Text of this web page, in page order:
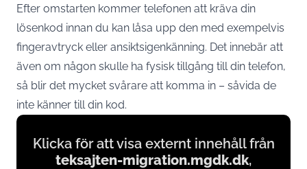
Efter omstarten kommer telefonen att kräva din
lösenkod innan du kan låsa upp den med exempelvis
fingeravtryck eller ansiktsigenkänning. Det innebär att
även om någon skulle ha fysisk tillgång till din telefon,
så blir det mycket svårare att komma in – såvida de
inte känner till din kod.
Display
content
Klicka för att visa externt innehåll från
teksajten-migration.mgdk.dk,